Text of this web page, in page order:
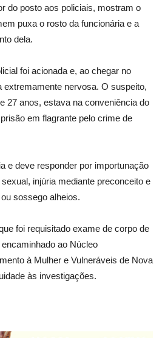
do posto aos policiais, mostram o
puxa o rosto da funcionária e a
dela.
foi acionada e, ao chegar no
extremamente nervosa. O suspeito,
27 anos, estava na conveniência do
em flagrante pelo crime de
e deve responder por importunação
injúria mediante preconceito e
sossego alheios.
foi requisitado exame de corpo de
ao Núcleo
à Mulher e Vulneráveis de Nova
às investigações.